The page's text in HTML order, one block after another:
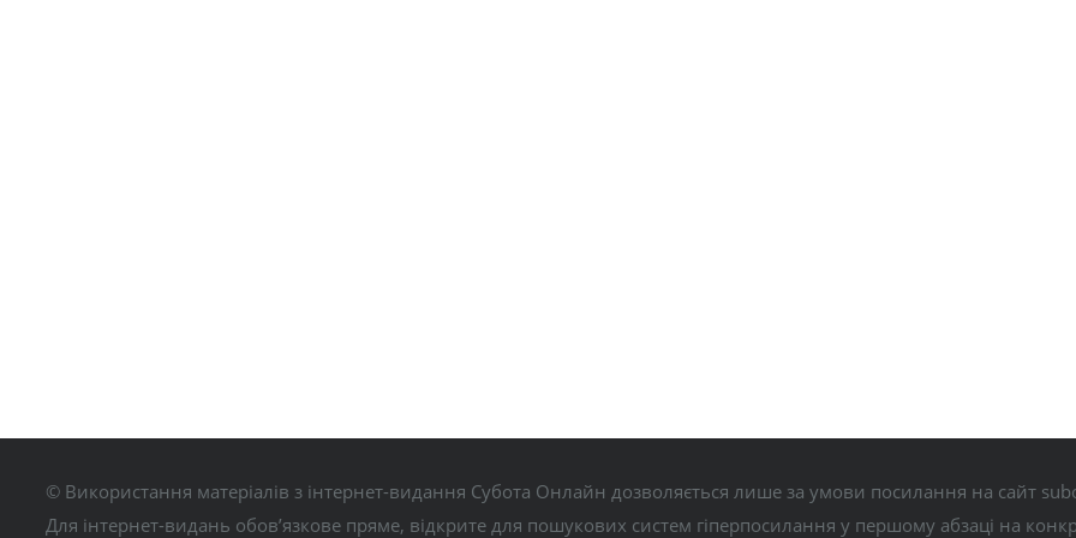
© Використання матеріалів з інтернет-видання Субота Онлайн дозволяється лише за умови посилання на сайт
Для інтернет-видань обов’язкове пряме, відкрите для пошукових систем гіперпосилання у першому абзаці на